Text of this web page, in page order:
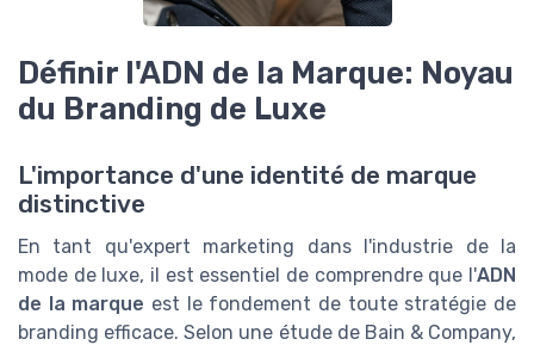
Définir l'ADN de la Marque: Noyau
du Branding de Luxe
L'importance d'une identité de marque
distinctive
En tant qu'expert marketing dans l'industrie de la
mode de luxe, il est essentiel de comprendre que l'ADN
de la marque est le fondement de toute stratégie de
branding efficace. Selon une étude de Bain & Company,